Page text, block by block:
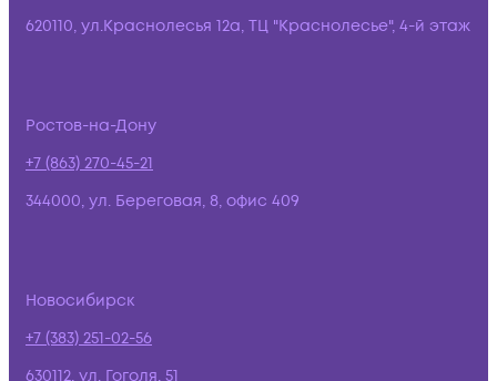
620110, ул.Краснолесья 12а, ТЦ "Краснолесье", 4-й этаж
Ростов-на-Дону
+7 (863) 270-45-21
344000, ул. Береговая, 8, офис 409
Новосибирск
+7 (383) 251-02-56
630112, ул. Гоголя, 51